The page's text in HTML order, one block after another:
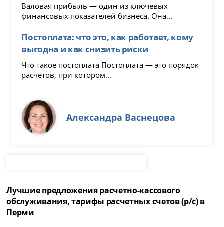
Валовая прибыль — один из ключевых
финансовых показателей бизнеса. Она...
Постоплата: что это, как работает, кому
выгодна и как снизить риски
Что такое постоплата Постоплата — это порядок
расчетов, при котором...
Александра Васнецова
Лучшие предложения расчетно-кассового
обслуживания, тарифы расчетных счетов (р/с) в
Перми